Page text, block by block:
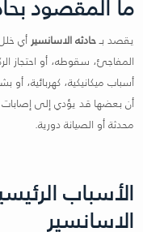
يقصد بـحادثه الاسانسير أي
المفاجئ، سقوطه، أو احتجاز
أسباب ميكانيكية، كهربائية،
أن بعضها قد يؤدي إلى إصابات
محدثة أو الصيانة دورية.
الأسباب
الاسانسير